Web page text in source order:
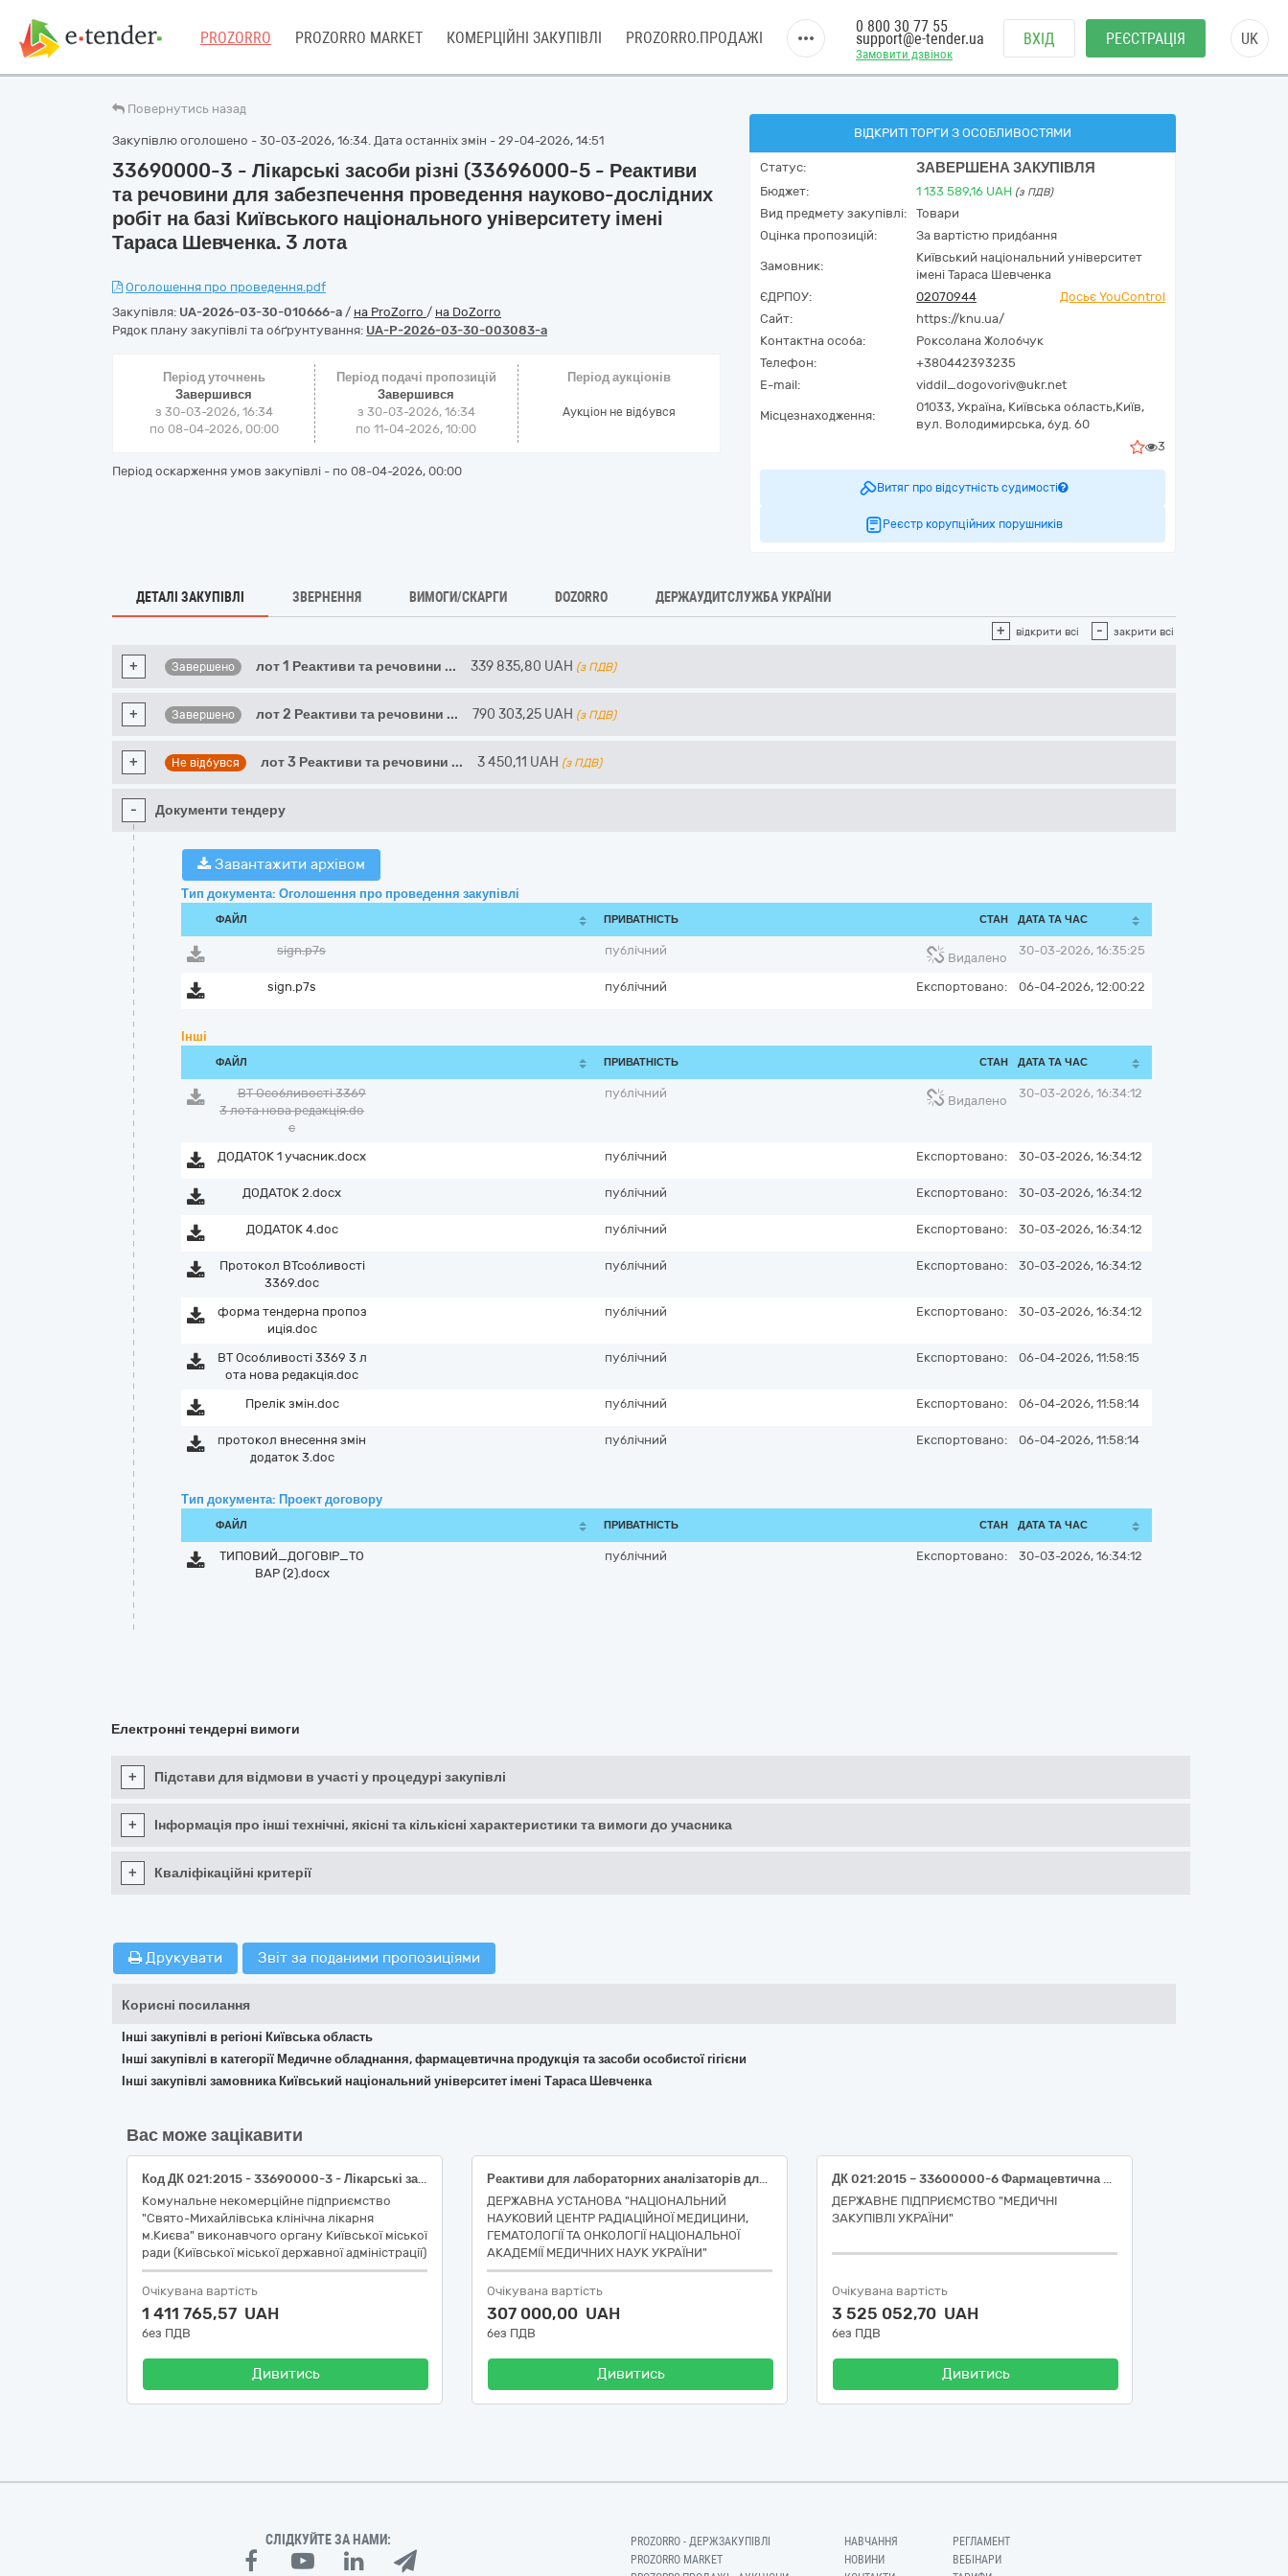
PROZORRO PROZORRO MARKET КОМЕРЦІЙНІ ЗАКУПІВЛІ PROZORRO.ПРОДАЖІ
Замовити дзвінок
0 800 30 77 55
support@e-tender.ua ВХІД РЕЄСТРАЦІЯ UK
Повернутись назад
Закупівлю оголошено - 30-03-2026, 16:34. Дата останніх змін - 29-04-2026, 14:51
33690000-3 - Лікарські засоби різні (33696000-5 - Реактиви
та речовини для забезпечення проведення науково-дослідних
робіт на базі Київського національного університету імені
Тараса Шевченка. 3 лота
Оголошення про проведення.pdf
Закупівля: UA-2026-03-30-010666-a / на ProZorro / на DoZorro
Рядок плану закупівлі та обґрунтування: UA-P-2026-03-30-003083-a
Період уточнень
Завершився
з 30-03-2026, 16:34
по 08-04-2026, 00:00
Період подачі пропозицій
Завершився
з 30-03-2026, 16:34
по 11-04-2026, 10:00
Період аукціонів
Аукціон не відбувся
Період оскарження умов закупівлі - по 08-04-2026, 00:00
ВІДКРИТІ ТОРГИ З ОСОБЛИВОСТЯМИ
Статус: ЗАВЕРШЕНА ЗАКУПІВЛЯ
Бюджет: 1 133 589,16 UAH (з ПДВ)
Вид предмету закупівлі:
Товари
Оцінка пропозицій:
За вартістю придбання
Замовник:
Київський національний університет
імені Тараса Шевченка
ЄДРПОУ:
02070944
Досьє YouControl
Сайт:
https://knu.ua/
Контактна особа:
Роксолана Жолобчук
Телефон:
+380442393235
E-mail:
viddil_dogovoriv@ukr.net
Місцезнаходження:
01033, Україна, Київська область,Київ,
вул. Володимирська, буд. 60
3
Витяг про відсутність судимості
Реєстр корупційних порушників
ДЕТАЛІ ЗАКУПІВЛІ ЗВЕРНЕННЯ ВИМОГИ/СКАРГИ DOZORRO ДЕРЖАУДИТСЛУЖБА УКРАЇНИ
+ відкрити всі - закрити всі
+ Завершено лот 1 Реактиви та речовини ... 339 835,80 UAH (з ПДВ)
+ Завершено лот 2 Реактиви та речовини ... 790 303,25 UAH (з ПДВ)
+ Не відбувся лот 3 Реактиви та речовини ... 3 450,11 UAH (з ПДВ)
- Документи тендеру
Завантажити архівом
Тип документа: Оголошення про проведення закупівлі
ФАЙЛ ПРИВАТНІСТЬ СТАН ДАТА ТА ЧАС
sign.p7s публічний
Видалено
30-03-2026, 16:35:25
sign.p7s публічний Експортовано: 06-04-2026, 12:00:22
Інші
ФАЙЛ ПРИВАТНІСТЬ СТАН ДАТА ТА ЧАС
ВТ Особливості 3369
3 лота нова редакція.do
c
публічний
Видалено
30-03-2026, 16:34:12
ДОДАТОК 1 учасник.docx публічний Експортовано: 30-03-2026, 16:34:12
ДОДАТОК 2.docx публічний Експортовано: 30-03-2026, 16:34:12
ДОДАТОК 4.doc публічний Експортовано: 30-03-2026, 16:34:12
Протокол ВТсобливості
3369.doc
публічний Експортовано: 30-03-2026, 16:34:12
форма тендерна пропоз
иція.doc
публічний Експортовано: 30-03-2026, 16:34:12
ВТ Особливості 3369 3 л
ота нова редакція.doc
публічний Експортовано: 06-04-2026, 11:58:15
Прелік змін.doc публічний Експортовано: 06-04-2026, 11:58:14
протокол внесення змін
додаток 3.doc
публічний Експортовано: 06-04-2026, 11:58:14
Тип документа: Проект договору
ФАЙЛ ПРИВАТНІСТЬ СТАН ДАТА ТА ЧАС
ТИПОВИЙ_ДОГОВІР_ТО
ВАР (2).docx
публічний Експортовано: 30-03-2026, 16:34:12
Електронні тендерні вимоги
+ Підстави для відмови в участі у процедурі закупівлі
+ Інформація про інші технічні, якісні та кількісні характеристики та вимоги до учасника
+ Кваліфікаційні критерії
Друкувати Звіт за поданими пропозиціями
Корисні посилання
Інші закупівлі в регіоні Київська область
Інші закупівлі в категорії Медичне обладнання, фармацевтична продукція та засоби особистої гігієни
Інші закупівлі замовника Київський національний університет імені Тараса Шевченка
Вас може зацікавити
Код ДК 021:2015 - 33690000-3 - Лікарські засоби різні (Лот № 1– реактиви для визначення груп крові - 10 найменувань; Лот № 2 – реактиви для автоматичного аналізатора «Cobas t 411 rack» - 13 найменувань)
Комунальне некомерційне підприємство
"Свято-Михайлівська клінічна лікарня
м.Києва" виконавчого органу Київської міської
ради (Київської міської державної адміністрації)
Очікувана вартість
1 411 765,57 UAH
без ПДВ
Дивитись
Реактиви для лабораторних аналізаторів для КДЛ ННЦРМГО в 2026 році ( скринінг 40+) код ДК 021:2015 – 33690000-3 лікарські засоби різні
ДЕРЖАВНА УСТАНОВА "НАЦІОНАЛЬНИЙ
НАУКОВИЙ ЦЕНТР РАДІАЦІЙНОЇ МЕДИЦИНИ,
ГЕМАТОЛОГІЇ ТА ОНКОЛОГІЇ НАЦІОНАЛЬНОЇ
АКАДЕМІЇ МЕДИЧНИХ НАУК УКРАЇНИ"
Очікувана вартість
307 000,00 UAH
без ПДВ
Дивитись
ДК 021:2015 – 33600000-6 Фармацевтична продукція (Еритропоетин (епоетин-альфа) 10 000 МО)
ДЕРЖАВНЕ ПІДПРИЄМСТВО "МЕДИЧНІ
ЗАКУПІВЛІ УКРАЇНИ"
Очікувана вартість
3 525 052,70 UAH
без ПДВ
Дивитись
СЛІДКУЙТЕ ЗА НАМИ:
PROZORRO - ДЕРЖЗАКУПІВЛІ
PROZORRO MARKET
НАВЧАННЯ
НОВИНИ
РЕГЛАМЕНТ
ВЕБІНАРИ